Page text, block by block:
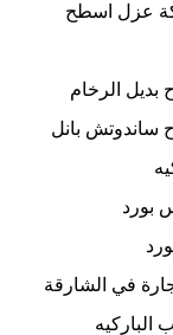
عزل اسطح
بديل الرخام
ساندوتش بانل
بورد
في الشارقة
الباركيه